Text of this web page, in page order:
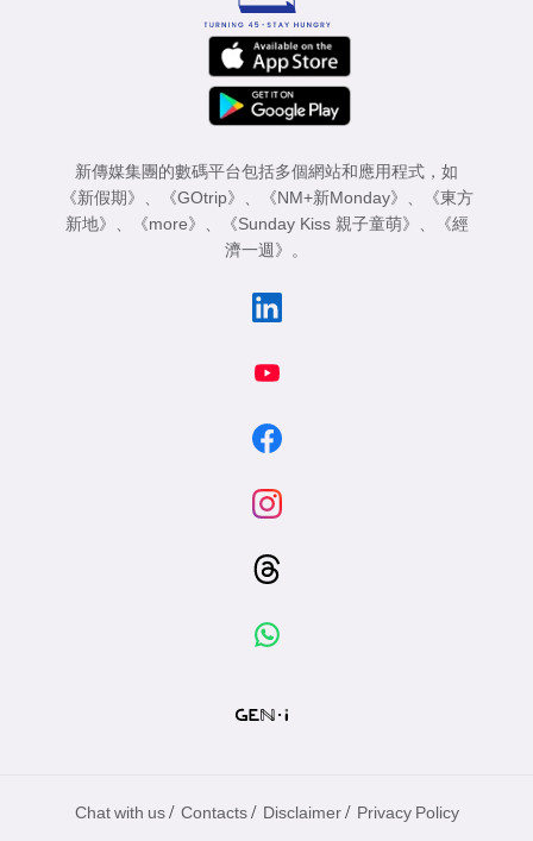
新傳媒集團的數碼平台包括多個網站和應用程式，如
《新假期》
《GOtrip》 《NM+新Monday》
《東方
新地》
《more》 《Sunday Kiss 親子童萌》
《經
濟一週》
。
Chat with us / Contacts / Disclaimer / Privacy Policy